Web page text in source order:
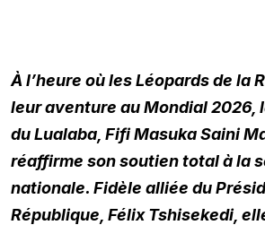
À l’heure où les Léopards de la
leur aventure au Mondial 2026,
du Lualaba, Fifi Masuka Saini
réaffirme son soutien total à la
nationale. Fidèle alliée du
République, Félix Tshisekedi,